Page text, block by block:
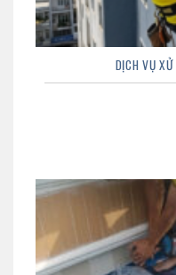
DỊCH VỤ